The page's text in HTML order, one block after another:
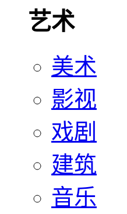
艺术
美术
影视
戏剧
建筑
音乐